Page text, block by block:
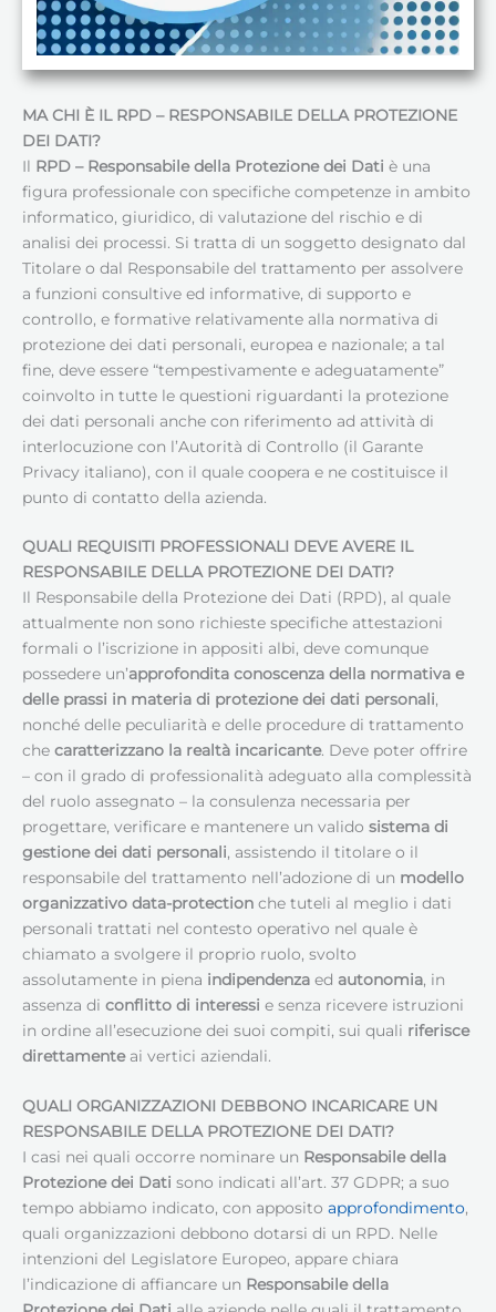
MA CHI È IL RPD – RESPONSABILE DELLA PROTEZIONE
DEI DATI?
Il RPD – Responsabile della Protezione dei Dati è una
figura professionale con specifiche competenze in ambito
informatico, giuridico, di valutazione del rischio e di
analisi dei processi. Si tratta di un soggetto designato dal
Titolare o dal Responsabile del trattamento per assolvere
a funzioni consultive ed informative, di supporto e
controllo, e formative relativamente alla normativa di
protezione dei dati personali, europea e nazionale; a tal
fine, deve essere “tempestivamente e adeguatamente”
coinvolto in tutte le questioni riguardanti la protezione
dei dati personali anche con riferimento ad attività di
interlocuzione con l’Autorità di Controllo (il Garante
Privacy italiano), con il quale coopera e ne costituisce il
punto di contatto della azienda.
QUALI REQUISITI PROFESSIONALI DEVE AVERE IL
RESPONSABILE DELLA PROTEZIONE DEI DATI?
Il Responsabile della Protezione dei Dati (RPD), al quale
attualmente non sono richieste specifiche attestazioni
formali o l’iscrizione in appositi albi, deve comunque
possedere un’approfondita conoscenza della normativa e
delle prassi in materia di protezione dei dati personali,
nonché delle peculiarità e delle procedure di trattamento
che caratterizzano la realtà incaricante. Deve poter offrire
– con il grado di professionalità adeguato alla complessità
del ruolo assegnato – la consulenza necessaria per
progettare, verificare e mantenere un valido sistema di
gestione dei dati personali, assistendo il titolare o il
responsabile del trattamento nell’adozione di un modello
organizzativo data-protection che tuteli al meglio i dati
personali trattati nel contesto operativo nel quale è
chiamato a svolgere il proprio ruolo, svolto
assolutamente in piena indipendenza ed autonomia, in
assenza di conflitto di interessi e senza ricevere istruzioni
in ordine all’esecuzione dei suoi compiti, sui quali riferisce
direttamenteai vertici aziendali.
QUALI ORGANIZZAZIONI DEBBONO INCARICARE UN
RESPONSABILE DELLA PROTEZIONE DEI DATI?
I casi nei quali occorre nominare un Responsabile della
Protezione dei Dati sono indicati all’art. 37 GDPR; a suo
tempo abbiamo indicato, con apposito approfondimento,
quali organizzazioni debbono dotarsi di un RPD. Nelle
intenzioni del Legislatore Europeo, appare chiara
l’indicazione di affiancare un Responsabile della